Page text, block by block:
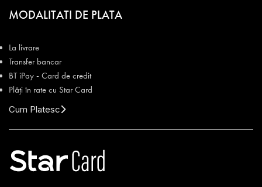
MODALITATI DE PLATA
La livrare
Transfer bancar
BT iPay - Card de credit
Plăți în rate cu Star Card
Cum Platesc